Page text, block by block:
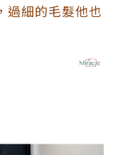
過細的毛髮他也